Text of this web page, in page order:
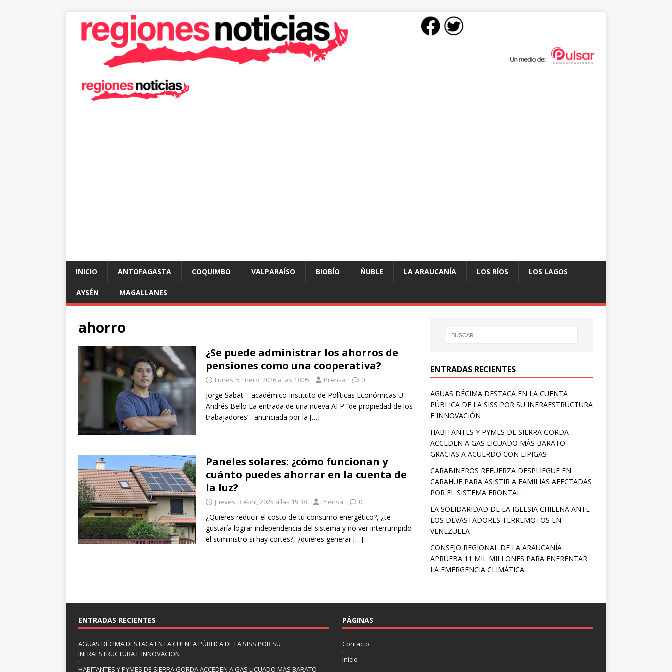
INICIO ANTOFAGASTA COQUIMBO VALPARAÍSO BIOBÍO ÑUBLE LA ARAUCANÍA LOS RÍOS LOS LAGOS
AYSÉN MAGALLANES
ahorro
¿Se puede administrar los ahorros de
pensiones como una cooperativa?
Lunes, 5 Enero, 2026 a las 18:05 Prensa 0
Jorge Sabat – académico Instituto de Políticas Económicas U.
Andrés Bello La entrada de una nueva AFP “de propiedad de los
trabajadores” -anunciada por la […]
Paneles solares: ¿cómo funcionan y
cuánto puedes ahorrar en la cuenta de
la luz?
Jueves, 3 Abril, 2025 a las 19:38 Prensa 0
¿Quieres reducir el costo de tu consumo energético?, ¿te
gustaría lograr independencia del sistema y no ver interrumpido
el suministro si hay cortes?, ¿quieres generar[…]
ENTRADAS RECIENTES
AGUAS DÉCIMA DESTACA EN LA CUENTA
PÚBLICA DE LA SISS POR SU INFRAESTRUCTURA
E INNOVACIÓN
HABITANTES Y PYMES DE SIERRA GORDA
ACCEDEN A GAS LICUADO MÁS BARATO
GRACIAS A ACUERDO CON LIPIGAS
CARABINEROS REFUERZA DESPLIEGUE EN
CARAHUE PARA ASISTIR A FAMILIAS AFECTADAS
POR EL SISTEMA FRONTAL
LA SOLIDARIDAD DE LA IGLESIA CHILENA ANTE
LOS DEVASTADORES TERREMOTOS EN
VENEZUELA
CONSEJO REGIONAL DE LA ARAUCANÍA
APRUEBA 11 MIL MILLONES PARA ENFRENTAR
LA EMERGENCIA CLIMÁTICA
ENTRADAS RECIENTES
AGUAS DÉCIMA DESTACA EN LA CUENTA PÚBLICA DE LA SISS POR SU
INFRAESTRUCTURA E INNOVACIÓN
HABITANTES Y PYMES DE SIERRA GORDA ACCEDEN A GAS LICUADO MÁS BARATO
PÁGINAS
Contacto
Inicio